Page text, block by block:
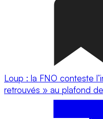
Loup : la FNO conteste
retrouvés » au plafond